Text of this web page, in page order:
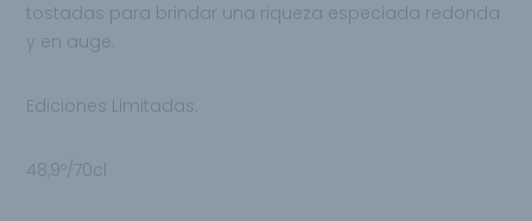
tostadas para brindar una riqueza especiada redonda
y en auge.
Ediciones Limitadas.
48,9º/70cl